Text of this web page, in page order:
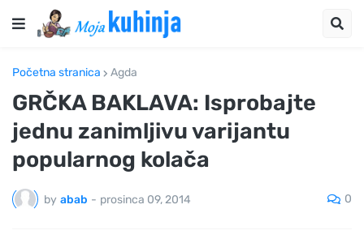
Početna stranica Agda
GRČKA BAKLAVA: Isprobajte
jednu zanimljivu varijantu
popularnog kolača
by abab - prosinca 09, 2014 0